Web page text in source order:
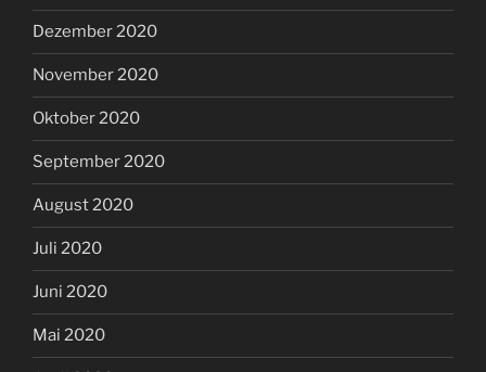
Dezember 2020
November 2020
Oktober 2020
September 2020
August 2020
Juli 2020
Juni 2020
Mai 2020